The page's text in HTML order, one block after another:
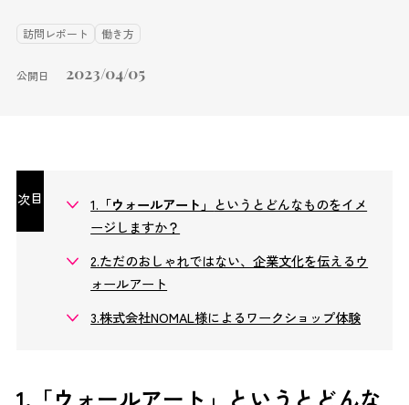
訪問レポート 働き方
公開日 2023/04/05
目次 1. 「ウォールアート」 というとどんなものをイメ
ージしますか？
2.ただのおしゃれではない、企業文化を伝えるウ
ォールアート
3.株式会社NOMAL様によるワークショップ体験
1. 「ウォールアート」 というとどんな